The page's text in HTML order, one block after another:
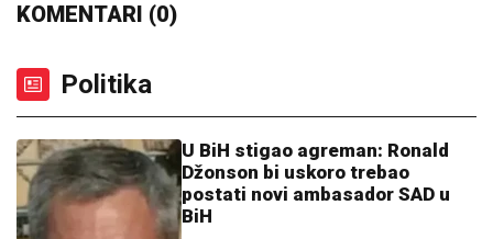
KOMENTARI (0)
Politika
U BiH stigao agreman: Ronald
Džonson bi uskoro trebao
postati novi ambasador SAD u
BiH